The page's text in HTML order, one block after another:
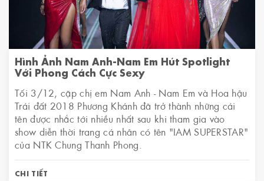
Hình Ảnh Nam Anh-Nam Em Hút Spotlight
Với Phong Cách Cực Sexy
Tối 3/12, cặp chị em Nam Anh - Nam Em và Hoa hậu
Trái đất 2018 Phương Khánh đã trở thành những cái
tên được nhắc tới nhiều nhất sau khi tham gia vào
show diễn thời trang cá nhân có tên "IAM SUPERSTAR"
của NTK Chung Thanh Phong.
CHI TIẾT